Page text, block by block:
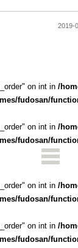
2019-
on int in /
fudosan/
on int in /
fudosan/
on int in /
fudosan/
on int in /
fudosan/